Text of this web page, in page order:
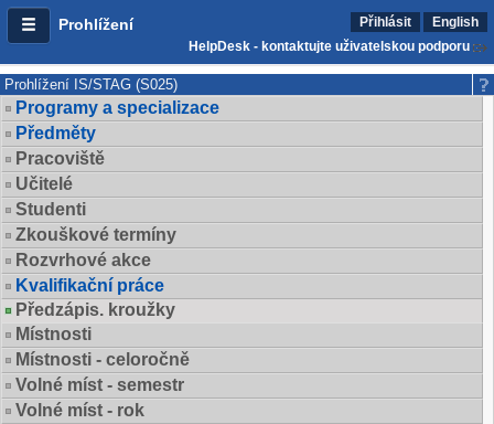
Prohlížení Přihlásit
English
HelpDesk - kontaktujte uživatelskou podporu
Prohlížení IS/STAG (S025)
Programy a specializace
Předměty
Pracoviště
Učitelé
Studenti
Zkouškové termíny
Rozvrhové akce
Kvalifikační práce
Předzápis. kroužky
Místnosti
Místnosti - celoročně
Volné míst - semestr
Volné míst - rok